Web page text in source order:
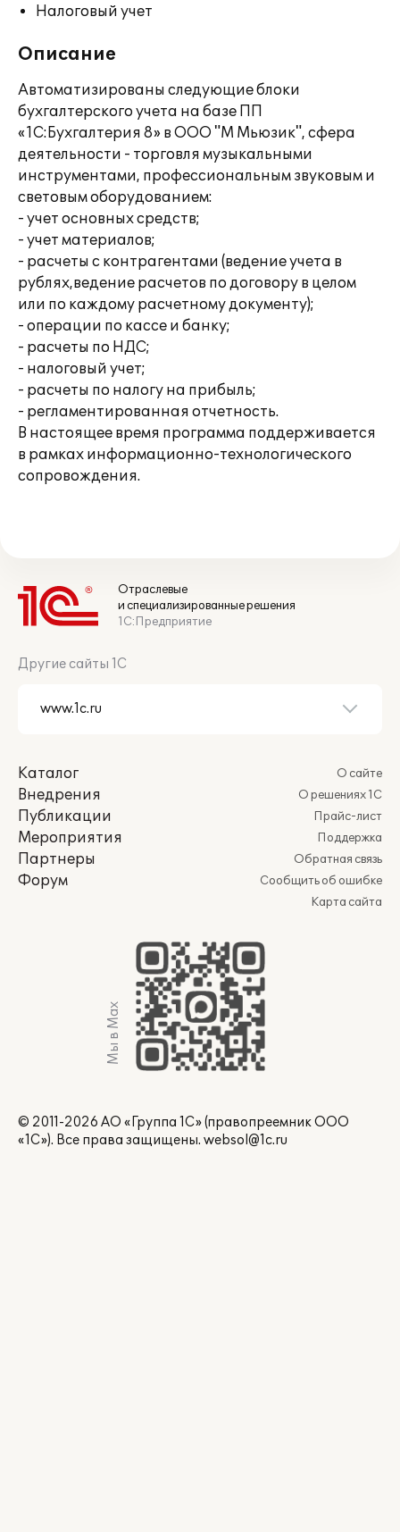
Налоговый учет
Описание
Автоматизированы следующие блоки
бухгалтерского учета на базе ПП
«1С:Бухгалтерия 8» в ООО "М Мьюзик", сфера
деятельности - торговля музыкальными
инструментами, профессиональным звуковым и
световым оборудованием:
- учет основных средств;
- учет материалов;
- расчеты с контрагентами (ведение учета в
рублях,ведение расчетов по договору в целом
или по каждому расчетному документу);
- операции по кассе и банку;
- расчеты по НДС;
- налоговый учет;
- расчеты по налогу на прибыль;
- регламентированная отчетность.
В настоящее время программа поддерживается
в рамках информационно-технологического
сопровождения.
Отраслевые
и специализированные решения
1С:Предприятие
Другие сайты 1С
Каталог
Внедрения
Публикации
Мероприятия
Партнеры
Форум
О сайте
О решениях 1С
Прайс-лист
Поддержка
Обратная связь
Сообщить об ошибке
Карта сайта
Мы в Max
© 2011-2026 АО «Группа 1С» (правопреемник ООО
«1С»). Все права защищены. websol@1c.ru